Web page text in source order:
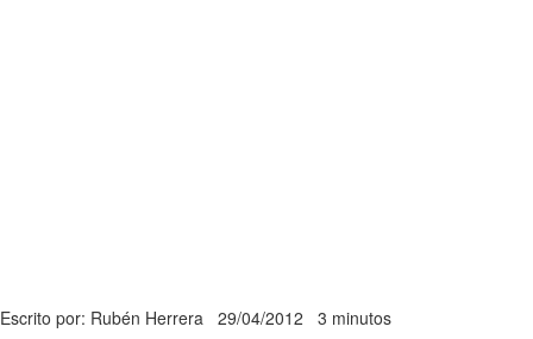
Escrito por: Rubén Herrera 29/04/2012 3 minutos